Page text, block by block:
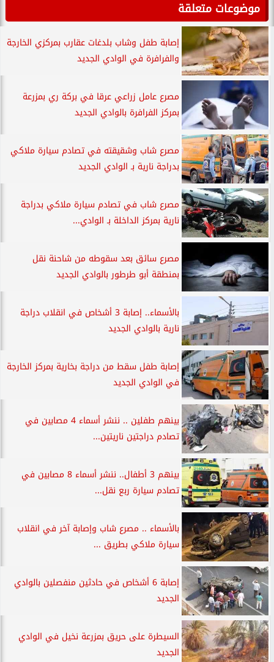
موضوعات متعلقة
إصابة طفل وشاب بلدغات عقارب بمركزي الخارجة
والفرافرة في الوادي الجديد
مصرع عامل زراعي عرقا في بركة ري بمزرعة
بمركز الفرافرة بالوادي الجديد
مصرع شاب وشقيقته في تصادم سيارة ملاكي
بدراجة نارية بـ الوادي الجديد
مصرع شاب في تصادم سيارة ملاكي بدراجة
نارية بمركز الداخلة بـ الوادي...
مصرع سائق بعد سقوطه من شاحنة نقل
بمنطقة أبو طرطور بالوادي الجديد
بالأسماء.. إصابة 3 أشخاص في انقلاب دراجة
نارية بالوادي الجديد
إصابة طفل سقط من دراجة بخارية بمركز الخارجة
في الوادي الجديد
بينهم طفلين .. ننشر أسماء 4 مصابين في
تصادم دراجتين ناريتين...
بينهم 3 أطفال.. ننشر أسماء 8 مصابين في
تصادم سيارة ربع نقل...
بالأسماء .. مصرع شاب وإصابة آخر في انقلاب
سيارة ملاكي بطريق ...
إصابة 6 أشخاص في حادثين منفصلين بالوادي
الجديد
السيطرة على حريق بمزرعة نخيل في الوادي
الجديد